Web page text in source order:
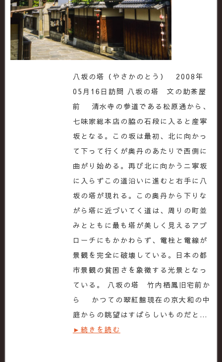
八坂の塔（やさかのとう） 2008年
05月16日訪問 八坂の塔 文の助茶屋
前 清水寺の参道である松原通から、
七味家総本店の脇の石段に入ると産寧
坂となる。この坂は最初、北に向かっ
て下って行くが奥丹のあたりで西側に
曲がり始める。再び北に向かうニ寧坂
に入らずこの道沿いに進むと右手に八
坂の塔が現れる。この奥丹から下りな
がら塔に近づいてく道は、周りの町並
みとともに最も塔が美しく見えるアプ
ローチにもかかわらず、電柱と電線が
景観を完全に破壊している。日本の都
市景観の貧困さを象徴する光景となっ
ている。 八坂の塔 竹内栖鳳旧宅前か
ら かつての翠紅館現在の京大和の中
庭からの眺望はすばらしいものだと…
►続きを読む